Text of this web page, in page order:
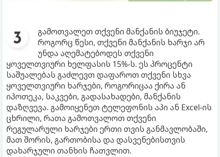
გამოთვალეთ თქვენი მანქანის ბიუჯეტი.
როგორც წესი, თქვენი მანქანის ხარჯი არ
უნდა აღემატებოდეს თქვენი
ყოველთვიური ხელფასის 15%-ს. ეს პროცენტი
საშუალებას გაძლევთ დაფაროთ თქვენი სხვა
ყოველთვიური ხარჯები, როგორიცაა ქირა ან
იპოთეკა, საკვები, გადასახადები, მანქანის
დაზღვევა. გამოიყენეთ ტელეფონის აპი ან Excel-ის
ცხრილი, რათა გამოთვალოთ თქვენი
რეგულარული ხარჯები ერთი თვის განმავლობაში,
მათ შორის, გართობისა და დასვენებისთვის
დახარჯული თანხის ჩათვლით.